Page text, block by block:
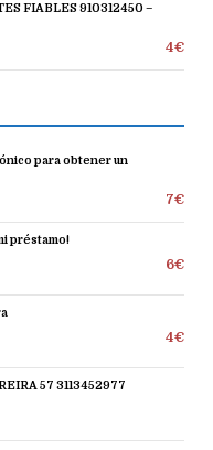
FIABLES 910312450 –
4€
para obtener un
7€
préstamo!
6€
4€
57 3113452977